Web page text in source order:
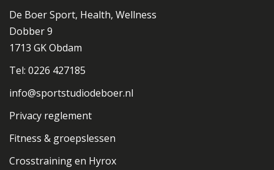
De Boer Sport, Health, Wellness
Dobber 9
1713 GK Obdam
Tel: 0226 427185
info@sportstudiodeboer.nl
Privacy reglement
Fitness & groepslessen
Crosstraining en Hyrox